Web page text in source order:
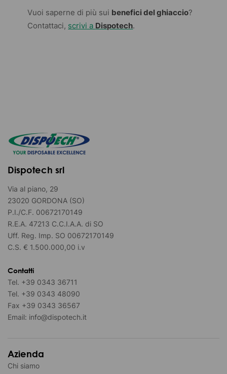
Vuoi saperne di più sui benefici del ghiaccio?
Contattaci, scrivi a Dispotech.
Dispotech srl
Via al piano, 29
23020 GORDONA (SO)
P.I./C.F. 00672170149
R.E.A. 47213 C.C.I.A.A. di SO
Uff. Reg. Imp. SO 00672170149
C.S. € 1.500.000,00 i.v
Contatti
Tel. +39 0343 36711
Tel. +39 0343 48090
Fax +39 0343 36567
Email: info@dispotech.it
Azienda
Chi siamo